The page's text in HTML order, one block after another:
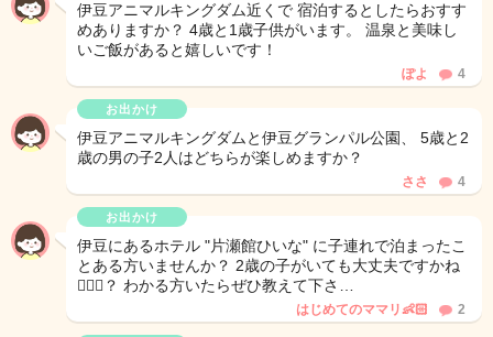
伊豆アニマルキングダム近くで 宿泊するとしたらおすす
めありますか？ 4歳と1歳子供がいます。 温泉と美味し
いご飯があると嬉しいです！
ぽよ 4
お出かけ
伊豆アニマルキングダムと伊豆グランパル公園、 5歳と2
歳の男の子2人はどちらが楽しめますか？
ささ 4
お出かけ
伊豆にあるホテル "片瀬館ひいな" に子連れで泊まったこ
とある方いませんか？ 2歳の子がいても大丈夫ですかね
🙆🏻‍♀️？ わかる方いたらぜひ教えて下さ…
はじめてのママリ👶🏻 2